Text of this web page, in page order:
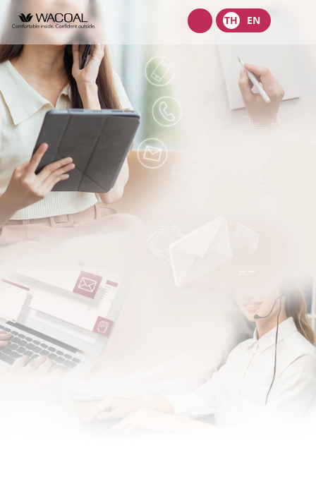
Wacoal
shop
TH EN
เกี่ยวกับเรา
วิสัยทัศน์ พันธกิจ และค่านิยม
ประวัติความเป็นมา
ลักษณะการประกอบธุรกิจ
โครงสร้างองค์กร
คณะกรรมการ
โครงสร้างบริษัทในกลุ่ม
ผู้บริหาร
ข้อบังคับบริษัท
ผลิตภัณฑ์
ชุดชั้นในสตรี
ชุดเด็ก
ชุดชั้นนอกสตรี
นักลงทุนสัมพันธ์
หน้าแรกนักลงทุนสัมพันธ์
ข้อมูลองค์กร
จุดเด่นทางการเงิน
รายงานประจำปีและรายไตรมาส
ข้อมูลราคาหลักทรัพย์
ข่าวสารเพื่อนักลงทุน
ข้อมูลนำเสนอ
สอบถามข้อมูลนักลงทุน
การกำกับดูแลกิจการ
หลักการกำกับดูแลกิจการที่ดี
รายงานคณะกรรมการธรรมาภิบาลและการพัฒนาเพื่อความยั่งยืน
รายงานการปฎิบัติตามหลักการกำกับดูแลกิจการ
การต่อต้านคอร์รัปชัน
นโยบายการกำกับดูแลบริษัทย่อยและบริษัทร่วม
นโยบายการสรรหากรรมการบริษัทและผู้บริหารระดับสูง
นโยบายการบริหารความเสี่ยง
นโยบายด้านภาษี
นโยบายด้านสิทธิมนุษยชน
นโยบายความมั่นคงปลอดภัยของข้อมูลและระบบคอมพิวเตอร์
นโยบายการสื่อสารการตลาด
ความยั่งยืน
นโยบายการจัดการด้านความยั่งยืน
กลยุทธ์ด้านความยั่งยืน
นโยบายด้านสิ่งแวดล้อม
การขับเคลื่อนธุรกิจเพื่อความยั่งยืน
การบริหารจัดการห่วงโซ่คุณค่าของธุรกิจ
ข่าวสาร
สมัครงาน
บริษัท ไทยวาโก้ จำกัด (มหาชน)
บริษัท วาโก้ศรีราชา จำกัด
บริษัท วาโก้ลำพูน จำกัด
บริษัท วาโก้กบินทร์บุรี จำกัด
บริษัท วาโก้แม่สอด จำกัด